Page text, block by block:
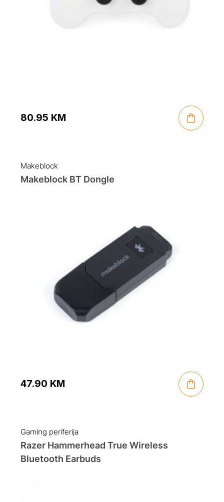
80.95 KM
Makeblock
Makeblock BT Dongle
47.90 KM
Gaming periferija
Razer Hammerhead True Wireless
Bluetooth Earbuds